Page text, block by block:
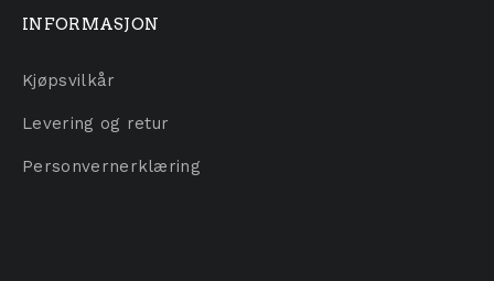
INFORMASJON
Kjøpsvilkår
Levering og retur
Personvernerklæring